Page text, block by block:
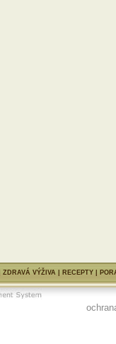
ZDRAVÁ VÝŽIVA| RECEPTY|